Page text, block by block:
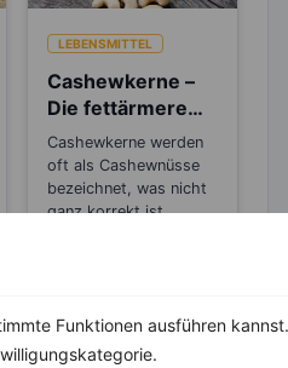
Funktionen ausführen
LEBENSMITTEL
Cashewkerne –
Die fettärmere
„Nuss“-
Alternative
Cashewkerne werden
oft als Cashewnüsse
bezeichnet, was nicht
ganz korrekt ist.